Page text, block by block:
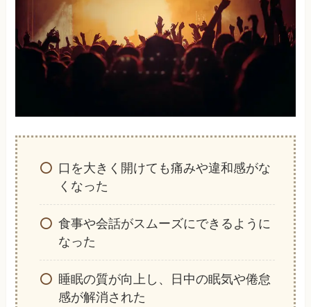
口を大きく開けても痛みや違和感がな
くなった
食事や会話がスムーズにできるように
なった
睡眠の質が向上し、日中の眠気や倦怠
感が解消された